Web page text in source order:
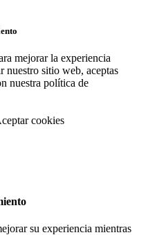
mejorar la experiencia
nuestro sitio web, aceptas
nuestra política de
cookies
su experiencia mientras